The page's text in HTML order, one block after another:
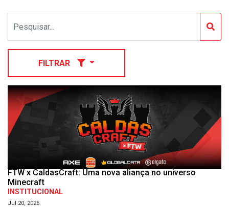
FILTRAR
FTW x CaldasCraft: Uma nova aliança no universo
Minecraft
INSTITUCIONAL
Jul 20, 2026